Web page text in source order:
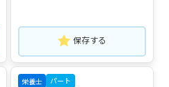
保存する
栄養士 パート